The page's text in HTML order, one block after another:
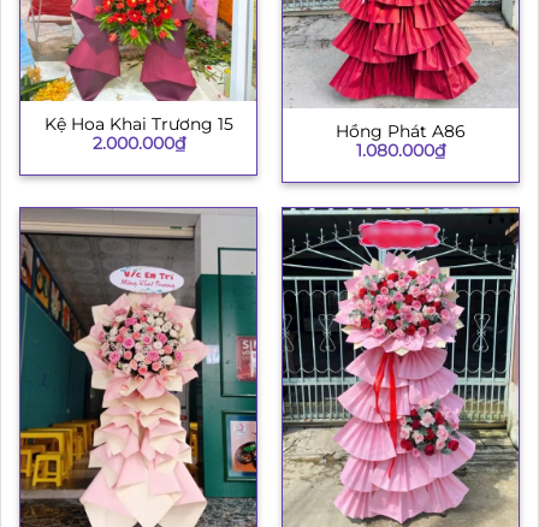
Kệ Hoa Khai Trương 15
2.000.000₫
Hồng Phát A86
1.080.000₫